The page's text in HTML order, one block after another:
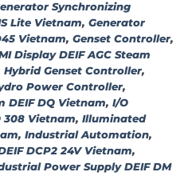
Synchronizing
Lite Vietnam, Generator
Vietnam, Genset Controller,
Display DEIF AGC Steam
Hybrid Genset Controller,
Power Controller,
DEIF DQ Vietnam, I/O
308 Vietnam, Illuminated
, Industrial Automation,
DCP2 24V Vietnam,
Power Supply DEIF DM